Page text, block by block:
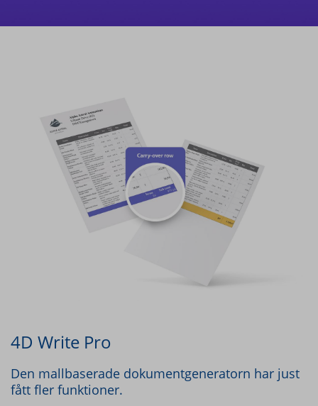
4D Write Pro
Den mallbaserade dokumentgeneratorn har just
fått fler funktioner.